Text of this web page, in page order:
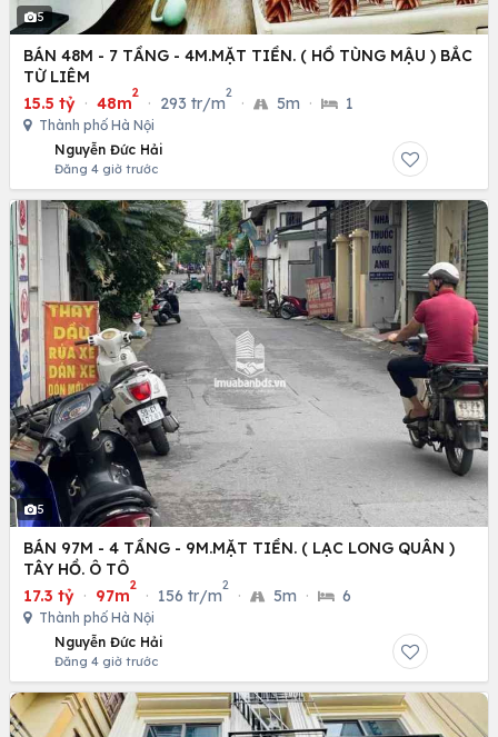
5
BÁN 48M - 7 TẦNG - 4M.MẶT TIỀN. ( HỒ TÙNG MẬU ) BẮC
TỪ LIÊM
15.5 tỷ · 48m
2
· 293 tr/m
2
· 5m · 1
Thành phố Hà Nội
Nguyễn Đức Hải
Đăng 4 giờ trước
5
BÁN 97M - 4 TẦNG - 9M.MẶT TIỀN. ( LẠC LONG QUÂN )
TÂY HỒ. Ô TÔ
17.3 tỷ · 97m
2
· 156 tr/m
2
· 5m · 6
Thành phố Hà Nội
Nguyễn Đức Hải
Đăng 4 giờ trước